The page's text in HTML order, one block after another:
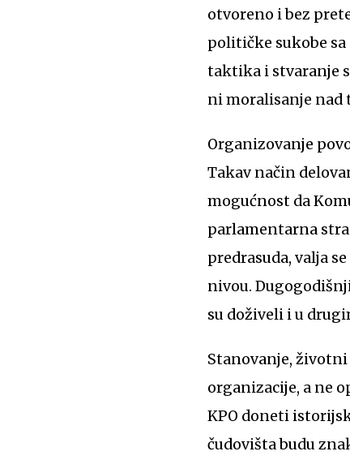
otvoreno i bez
političke sukobe
taktika i stvaranje
ni moralisanje nad
Organizovanje
Takav način
mogućnost da
parlamentarna
predrasuda, valja
nivou.
su doživeli i u
Stanovanje,
organizacije, a ne
KPO doneti
čudovišta budu